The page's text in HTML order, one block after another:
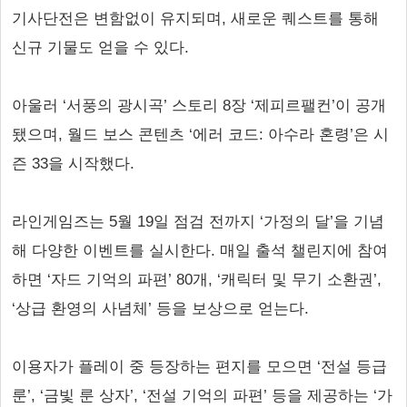
기사단전은 변함없이 유지되며, 새로운 퀘스트를 통해
신규 기물도 얻을 수 있다.
아울러 ‘서풍의 광시곡’ 스토리 8장 ‘제피르팰컨’이 공개
됐으며, 월드 보스 콘텐츠 ‘에러 코드: 아수라 혼령’은 시
즌 33을 시작했다.
라인게임즈는 5월 19일 점검 전까지 ‘가정의 달’을 기념
해 다양한 이벤트를 실시한다. 매일 출석 챌린지에 참여
하면 ‘자드 기억의 파편’ 80개, ‘캐릭터 및 무기 소환권’,
‘상급 환영의 사념체’ 등을 보상으로 얻는다.
이용자가 플레이 중 등장하는 편지를 모으면 ‘전설 등급
룬’, ‘금빛 룬 상자’, ‘전설 기억의 파편’ 등을 제공하는 ‘가